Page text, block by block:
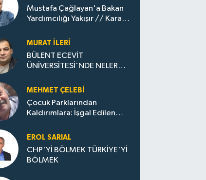
Mustafa Çağlayan'a Bakan
Yardımcılığı Yakışır // ​Kara
Zonguldak'ın Dönüşümü..
MURAT İLERI
BÜLENT ECEVİT
ÜNİVERSİTESİ'NDE NELER
MEHMET ÇELEBI
Çocuk Parklarından
Kaldırımlara: İşgal Edilen
Evler Çöp Dolu
EROL SARIAL
CHP'Yİ BÖLMEK TÜRKİYE'Yİ
BÖLMEK